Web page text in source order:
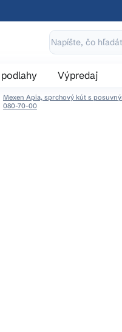
Výpredaj
Mexen Apia, sprchový kút s
080-70-00